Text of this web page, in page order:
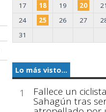
17
18 19 20 21
24
25 26 27
31
Lo más visto...
1 Fallece un
Sahagún tras